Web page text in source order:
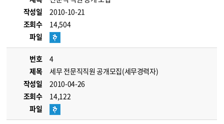
작성일
2010-10-21
조회수
14,504
파일
번호
4
제목
세무 전문직직원 공개모집(세무경력자)
작성일
2010-04-26
조회수
14,122
파일